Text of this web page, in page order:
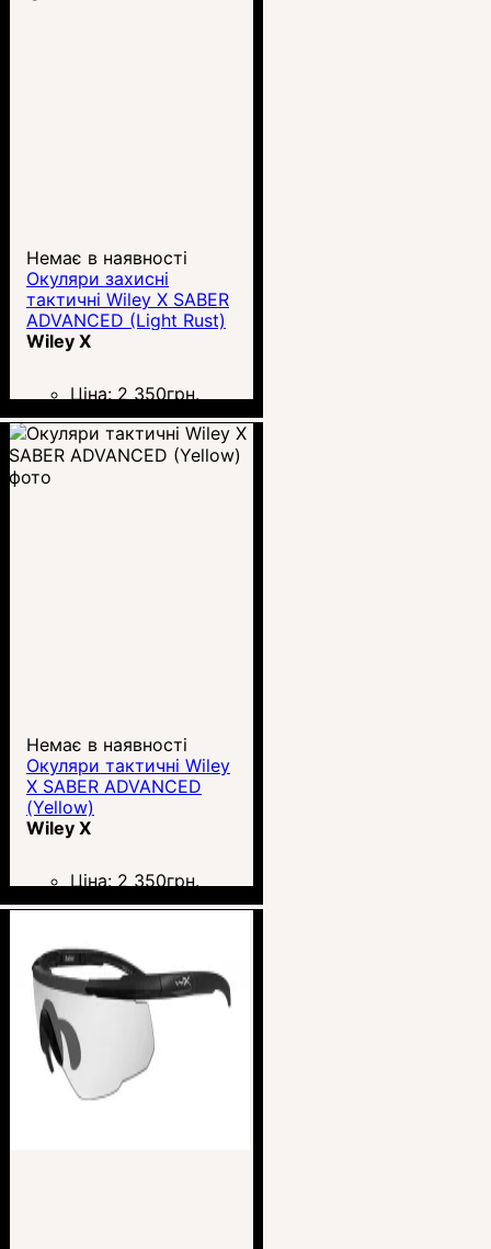
Немає в наявності
Окуляри захисні
тактичні Wiley X SABER
ADVANCED (Light Rust)
Wiley X
Ціна: 2 350грн.
Немає в наявності
Окуляри тактичні Wiley
X SABER ADVANCED
(Yellow)
Wiley X
Ціна: 2 350грн.